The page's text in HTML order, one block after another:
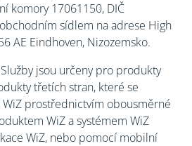
komory 17061150, DIČ
sídlem na adrese High
AE Eindhoven, Nizozemsko.
jsou určeny pro produkty
třetích stran, které se
prostřednictvím obousměrné
WiZ a systémem WiZ
WiZ, nebo pomocí mobilní